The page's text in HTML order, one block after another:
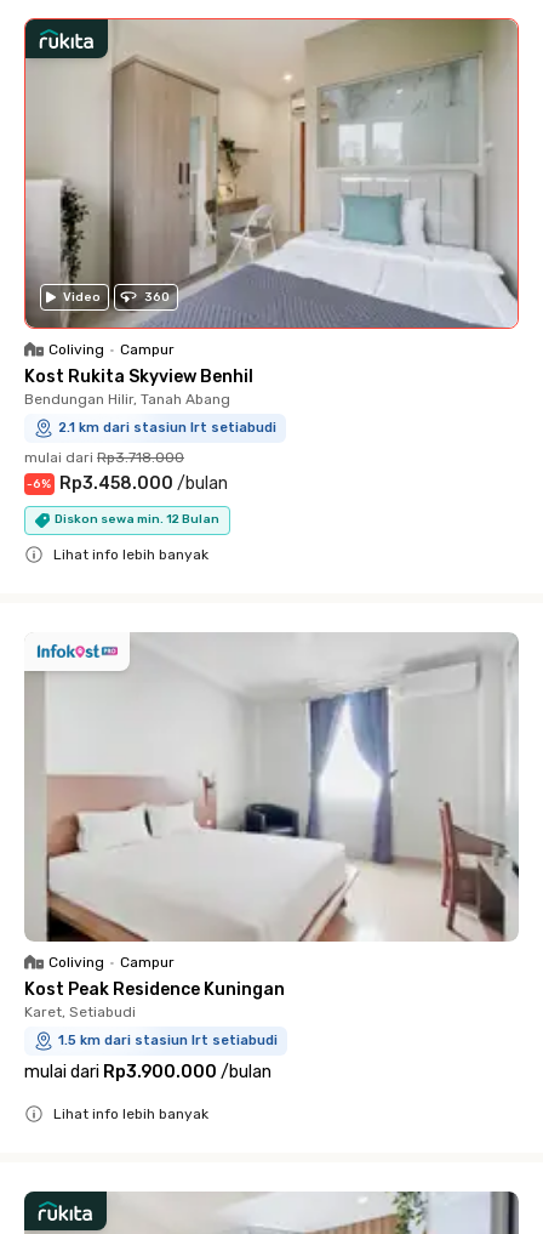
Video 360
Coliving • Campur
Kost Rukita Skyview Benhil
Bendungan Hilir, Tanah Abang
2.1 km dari stasiun lrt setiabudi
mulai dari Rp3.718.000
-6% Rp3.458.000 /bulan
Diskon sewa min. 12 Bulan
Lihat info lebih banyak
Coliving • Campur
Kost Peak Residence Kuningan
Karet, Setiabudi
1.5 km dari stasiun lrt setiabudi
mulai dari Rp3.900.000 /bulan
Lihat info lebih banyak